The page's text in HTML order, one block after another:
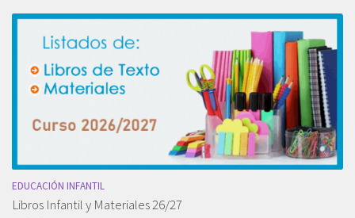
EDUCACIÓN INFANTIL
Libros Infantil y Materiales 26/27